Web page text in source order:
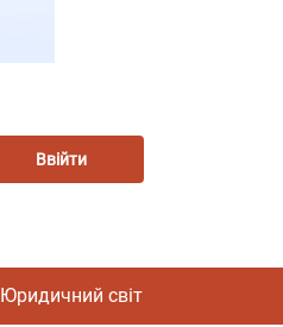
Ввійти
Юридичний світ